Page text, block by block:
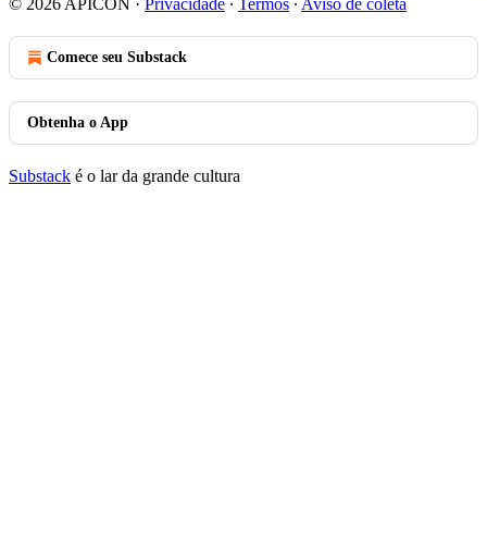
© 2026 APICON · Privacidade ∙ Termos ∙ Aviso de coleta
Comece seu Substack
Obtenha o App
Substack é o lar da grande cultura